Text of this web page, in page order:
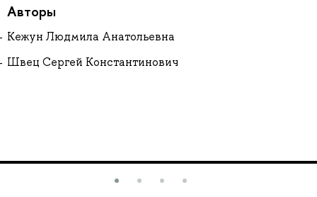
Авторы
Кежун Людмила Анатольевна
Швец Сергей Константинович